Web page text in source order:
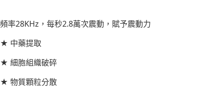
頻率28KHz，每秒2.8萬次震動，賦予震動力
★ 中藥提取
★ 細胞組織破碎
★ 物質顆粒分散